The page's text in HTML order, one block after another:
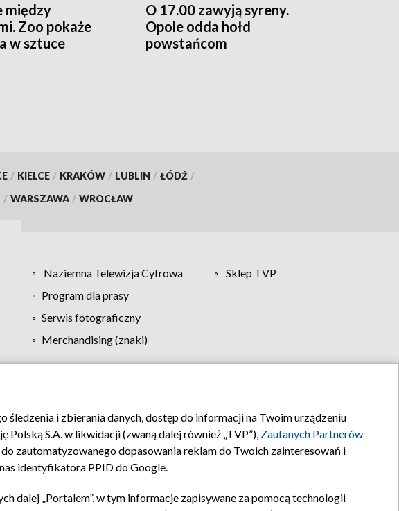
między
Zoo pokaże
w sztuce
O 17.00 zawyją syreny.
Opole odda hołd
powstańcom
/ KIELCE / KRAKÓW / LUBLIN / ŁÓDŹ /
/ WARSZAWA / WROCŁAW
Naziemna Telewizja Cyfrowa
Sklep TVP
Program dla prasy
Serwis fotograficzny
Merchandising (znaki)
Biuro reklamy Kontakt
i zbierania danych, dostęp do informacji na Twoim urządzeniu
S.A. w likwidacji (zwaną dalej również „TVP”), Zaufanych Partnerów
zautomatyzowanego dopasowania reklam do Twoich zainteresowań i
identyfikatora PPID do Google.
dalej „Portalem”, w tym informacje zapisywane za pomocą technologii